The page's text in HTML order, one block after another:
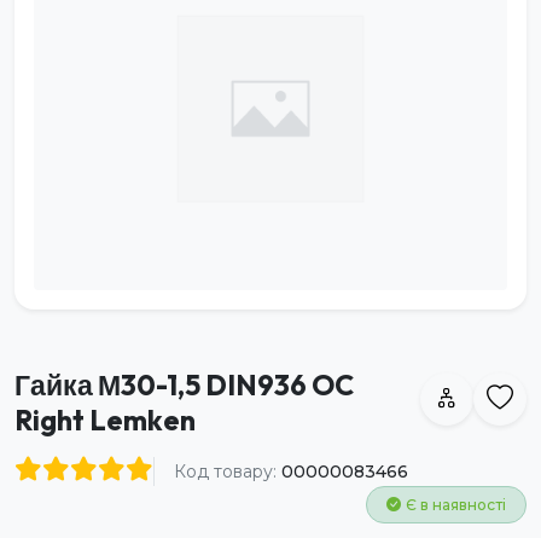
Гайка М30-1,5 DIN936 OC
Right Lemken
Код товару: 00000083466
Є в наявності